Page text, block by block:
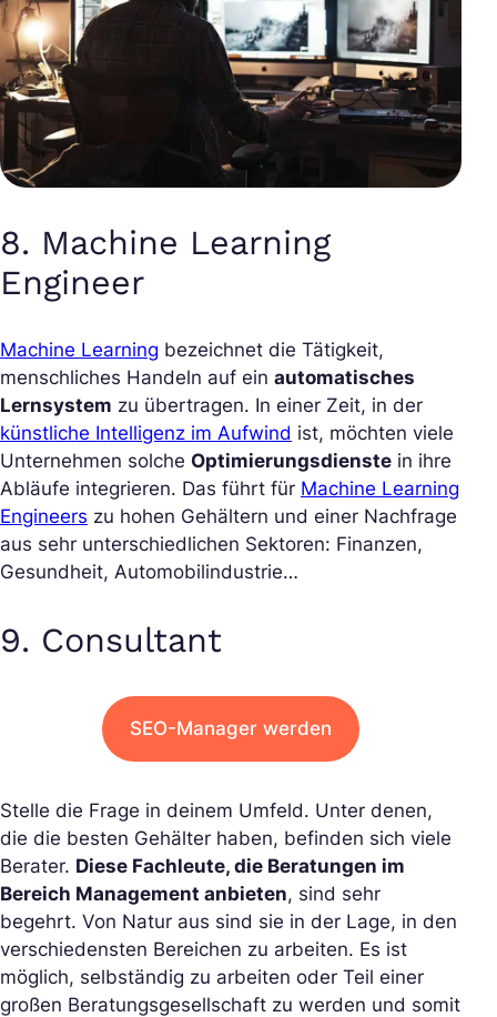
8. Machine Learning
Engineer
Machine Learning bezeichnet die Tätigkeit,
menschliches Handeln auf ein automatisches
Lernsystem zu übertragen. In einer Zeit, in der
künstliche Intelligenz im Aufwind ist, möchten viele
Unternehmen solche Optimierungsdienste in ihre
Abläufe integrieren. Das führt für Machine Learning
Engineers zu hohen Gehältern und einer Nachfrage
aus sehr unterschiedlichen Sektoren: Finanzen,
Gesundheit, Automobilindustrie…
9. Consultant
SEO-Manager werden
Stelle die Frage in deinem Umfeld. Unter denen,
die die besten Gehälter haben, befinden sich viele
Berater. Diese Fachleute, die Beratungen im
Bereich Management anbieten, sind sehr
begehrt. Von Natur aus sind sie in der Lage, in den
verschiedensten Bereichen zu arbeiten. Es ist
möglich, selbständig zu arbeiten oder Teil einer
großen Beratungsgesellschaft zu werden und somit